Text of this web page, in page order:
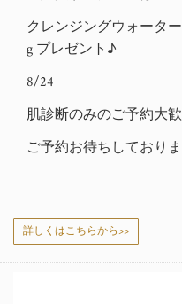
クレンジングウォータ
g プレゼント♪
8/24
肌診断のみのご予約大
ご予約お待ちしており
詳しくはこちらから>>